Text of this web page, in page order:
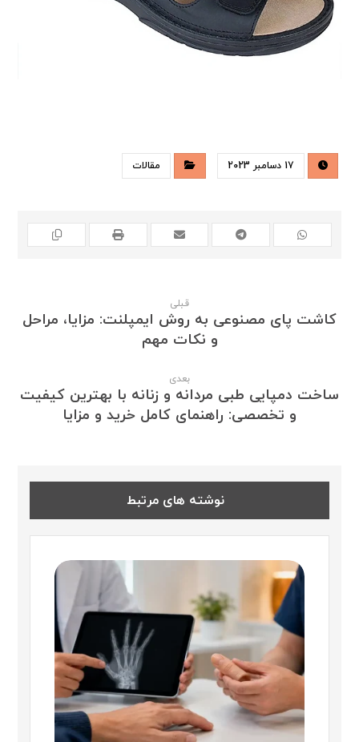
17 دسامبر 2023 مقالات
قبلی
کاشت پای مصنوعی به روش ایمپلنت: مزایا، مراحل
و نکات مهم
بعدی
ساخت دمپایی طبی مردانه و زنانه با بهترین کیفیت
و تخصصی: راهنمای کامل خرید و مزایا
نوشته های مرتبط